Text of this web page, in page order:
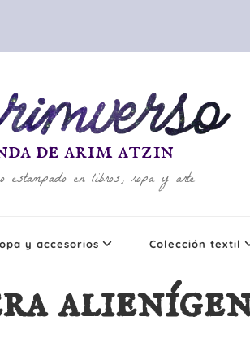
de arim atzin
estampado en libros, ropa y arte
y accesorios Colección textil